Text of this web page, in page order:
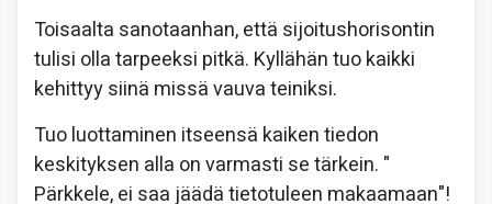
Toisaalta sanotaanhan, että sijoitushorisontin
tulisi olla tarpeeksi pitkä. Kyllähän tuo kaikki
kehittyy siinä missä vauva teiniksi.
Tuo luottaminen itseensä kaiken tiedon
keskityksen alla on varmasti se tärkein. "
Pärkkele, ei saa jäädä tietotuleen makaamaan"!